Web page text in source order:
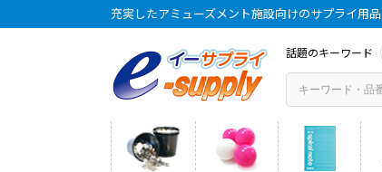
充実したアミューズメント施設向けのサプライ用品
話題のキーワード